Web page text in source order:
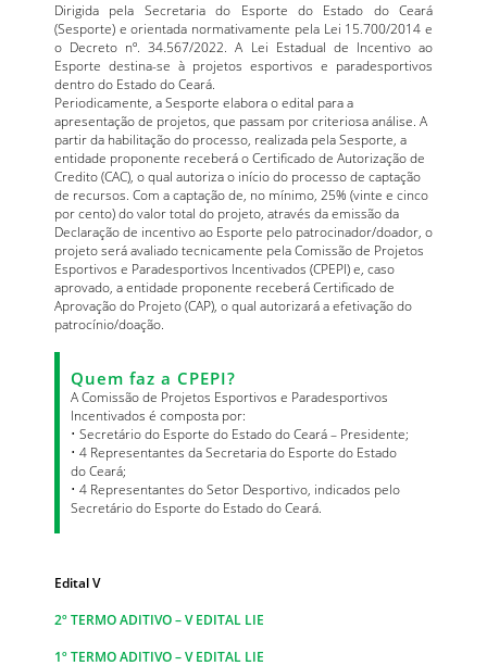
Dirigida pela Secretaria do Esporte do Estado do Ceará
(Sesporte) e orientada normativamente pela Lei 15.700/2014 e
o Decreto nº. 34.567/2022. A Lei Estadual de Incentivo ao
Esporte destina-se à projetos esportivos e paradesportivos
dentro do Estado do Ceará.
Periodicamente, a Sesporte elabora o edital para a
apresentação de projetos, que passam por criteriosa análise. A
partir da habilitação do processo, realizada pela Sesporte, a
entidade proponente receberá o Certificado de Autorização de
Credito (CAC), o qual autoriza o início do processo de captação
de recursos. Com a captação de, no mínimo, 25% (vinte e cinco
por cento) do valor total do projeto, através da emissão da
Declaração de incentivo ao Esporte pelo patrocinador/doador, o
projeto será avaliado tecnicamente pela Comissão de Projetos
Esportivos e Paradesportivos Incentivados (CPEPI) e, caso
aprovado, a entidade proponente receberá Certificado de
Aprovação do Projeto (CAP), o qual autorizará a efetivação do
patrocínio/doação.
Quem faz a CPEPI?
A Comissão de Projetos Esportivos e Paradesportivos
Incentivados é composta por:
• Secretário do Esporte do Estado do Ceará – Presidente;
• 4 Representantes da Secretaria do Esporte do Estado
do Ceará;
• 4 Representantes do Setor Desportivo, indicados pelo
Secretário do Esporte do Estado do Ceará.
Edital V
2º TERMO ADITIVO – V EDITAL LIE
1º TERMO ADITIVO – V EDITAL LIE